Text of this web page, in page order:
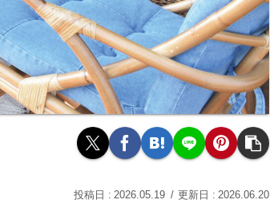
2026.05.19 2026.06.20